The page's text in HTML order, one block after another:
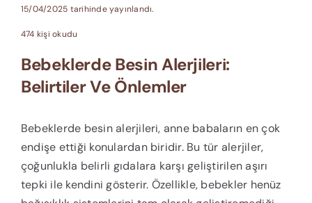
15/04/2025 tarihinde yayınlandı.
474 kişi okudu
Bebeklerde Besin Alerjileri:
Belirtiler Ve Önlemler
Bebeklerde besin alerjileri, anne babaların en çok
endişe ettiği konulardan biridir. Bu tür alerjiler,
çoğunlukla belirli gıdalara karşı geliştirilen aşırı
tepki ile kendini gösterir. Özellikle, bebekler henüz